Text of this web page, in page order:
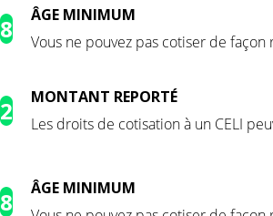
8
GE MINIMUM
Vous ne pouvez pas cotiser de façon
2
MONTANT REPORTÉ
Les droits de cotisation à un CELI
8
GE MINIMUM